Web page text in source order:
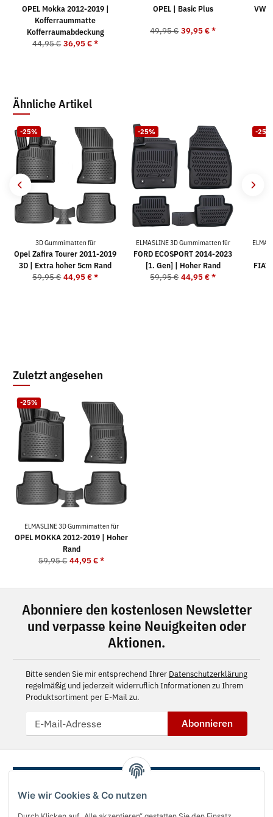
Wie wir Cookies & Co nutzen
OPEL Mokka 2012-2019 |
Kofferraummatte
Kofferraumabdeckung
44,95 € 36,95 €*
OPEL | Basic Plus
49,95 € 39,95 €*
VW
Ähnliche Artikel
-25%
3D Gummimatten für
Opel Zafira Tourer 2011-2019
3D | Extra hoher 5cm Rand
59,95 € 44,95 €*
-25%
ELMASLINE 3D Gummimatten für
FORD ECOSPORT 2014-2023
[1. Gen] | Hoher Rand
59,95 € 44,95 €*
-25%
FIAT
Zuletzt angesehen
-25%
ELMASLINE 3D Gummimatten für
OPEL MOKKA 2012-2019 | Hoher
Rand
59,95 € 44,95 €*
Abonniere den kostenlosen Newsletter
und verpasse keine Neuigkeiten oder
Aktionen.
Bitte senden Sie mir entsprechend Ihrer Datenschutzerklärung
regelmäßig und jederzeit widerruflich Informationen zu Ihrem
Produktsortiment per E-Mail zu.
Abonnieren